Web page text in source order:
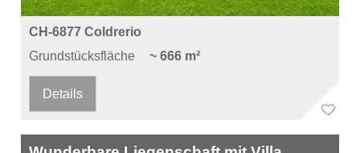
CH-6877 Coldrerio
Grundstücksfläche
~ 666 m²
Details